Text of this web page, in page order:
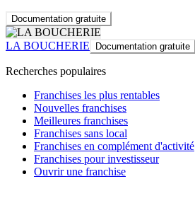
Documentation gratuite
LA BOUCHERIE Documentation gratuite
Recherches populaires
Franchises les plus rentables
Nouvelles franchises
Meilleures franchises
Franchises sans local
Franchises en complément d'activité
Franchises pour investisseur
Ouvrir une franchise